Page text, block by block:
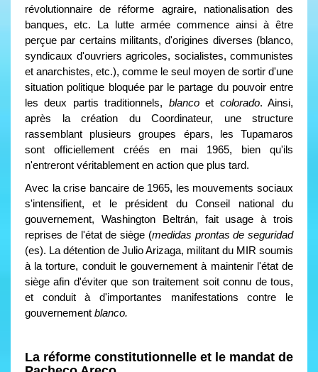
révolutionnaire de réforme agraire, nationalisation des
banques, etc. La lutte armée commence ainsi à être
perçue par certains militants, d'origines diverses (blanco,
syndicaux d'ouvriers agricoles, socialistes, communistes
et anarchistes, etc.), comme le seul moyen de sortir d'une
situation politique bloquée par le partage du pouvoir entre
les deux partis traditionnels, blancoet colorado. Ainsi,
après la création du Coordinateur, une structure
rassemblant plusieurs groupes épars, les Tupamaros
sont officiellement créés en mai 1965, bien qu'ils
n'entreront véritablement en action que plus tard.
Avec la crise bancaire de 1965, les mouvements sociaux
s'intensifient, et le président du Conseil national du
gouvernement, Washington Beltrán, fait usage à trois
reprises de l'état de siège (medidas prontas de seguridad
(es). La détention de Julio Arizaga, militant du MIR soumis
à la torture, conduit le gouvernement à maintenir l'état de
siège afin d'éviter que son traitement soit connu de tous,
et conduit à d'importantes manifestations contre le
gouvernement blanco.
La réforme constitutionnelle et le mandat de